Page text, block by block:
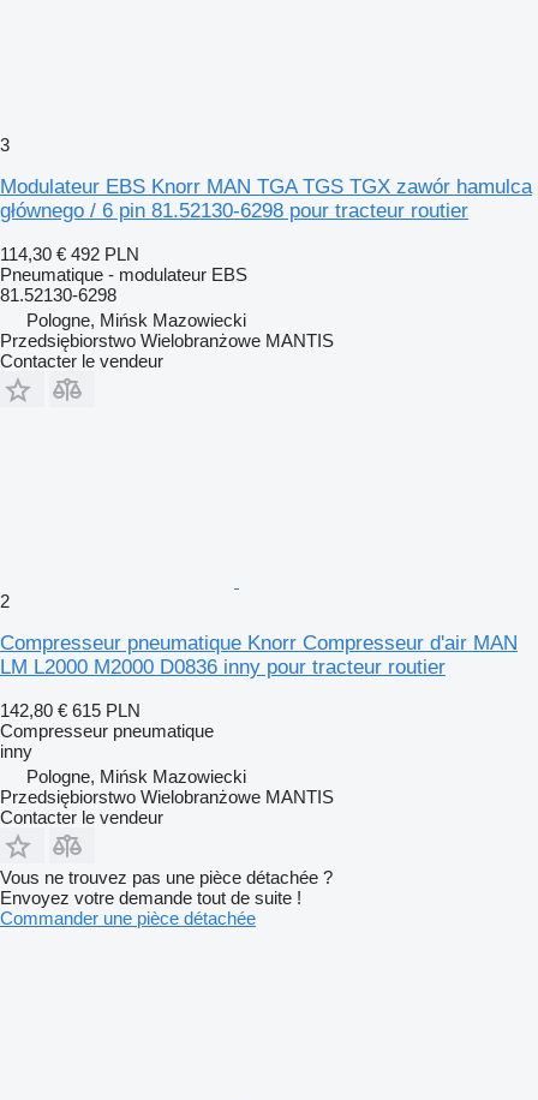
3
Modulateur EBS Knorr MAN TGA TGS TGX zawór hamulca
głównego / 6 pin 81.52130-6298 pour tracteur routier
114,30 € 492 PLN
Pneumatique - modulateur EBS
81.52130-6298
Pologne, Mińsk Mazowiecki
Przedsiębiorstwo Wielobranżowe MANTIS
Contacter le vendeur
2
Compresseur pneumatique Knorr Compresseur d'air MAN
LM L2000 M2000 D0836 inny pour tracteur routier
142,80 € 615 PLN
Compresseur pneumatique
inny
Pologne, Mińsk Mazowiecki
Przedsiębiorstwo Wielobranżowe MANTIS
Contacter le vendeur
Vous ne trouvez pas une pièce détachée ?
Envoyez votre demande tout de suite !
Commander une pièce détachée